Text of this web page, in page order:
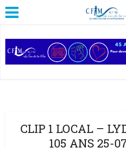
CLIP 1 LOCAL –
105 ANS 25-